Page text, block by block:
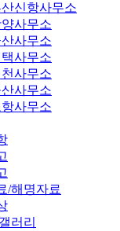
신항사무소
사무소
사무소
사무소
사무소
사무소
항사무소
/해명자료
러리